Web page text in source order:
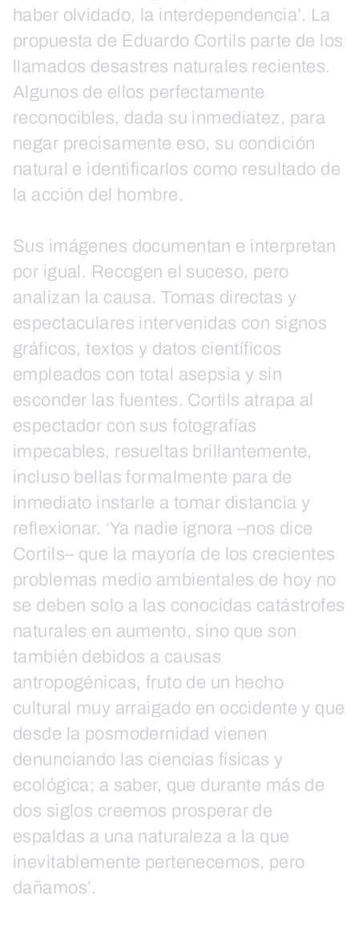
haber olvidado, la interdependencia’. La
propuesta de Eduardo Cortils parte de los
llamados desastres naturales recientes.
Algunos de ellos perfectamente
reconocibles, dada su inmediatez, para
negar precisamente eso, su condición
natural e identificarlos como resultado de
la acción del hombre.
Sus imágenes documentan e interpretan
por igual. Recogen el suceso, pero
analizan la causa. Tomas directas y
espectaculares intervenidas con signos
gráficos, textos y datos científicos
empleados con total asepsia y sin
esconder las fuentes. Cortils atrapa al
espectador con sus fotografías
impecables, resueltas brillantemente,
incluso bellas formalmente para de
inmediato instarle a tomar distancia y
reflexionar. ‘Ya nadie ignora –nos dice
Cortils– que la mayoría de los crecientes
problemas medio ambientales de hoy no
se deben solo a las conocidas catástrofes
naturales en aumento, sino que son
también debidos a causas
antropogénicas, fruto de un hecho
cultural muy arraigado en occidente y que
desde la posmodernidad vienen
denunciando las ciencias físicas y
ecológica; a saber, que durante más de
dos siglos creemos prosperar de
espaldas a una naturaleza a la que
inevitablemente pertenecemos, pero
dañamos’.